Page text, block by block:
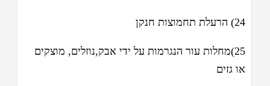
24) הרעלת תחמוצות חנקן
25)מחלות עור הנגרמות על ידי אבק,נוזלים, מוצקים
או גזים